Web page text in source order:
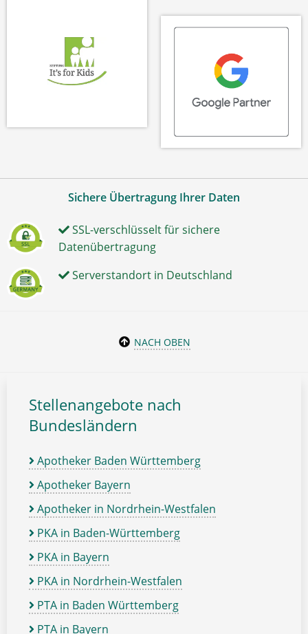
Sichere Übertragung Ihrer Daten
SSL-verschlüsselt für sichere
Datenübertragung
Serverstandort in Deutschland
NACH OBEN
Stellenangebote nach
Bundesländern
Apotheker Baden Württemberg
Apotheker Bayern
Apotheker in Nordrhein-Westfalen
PKA in Baden-Württemberg
PKA in Bayern
PKA in Nordrhein-Westfalen
PTA in Baden Württemberg
PTA in Bayern